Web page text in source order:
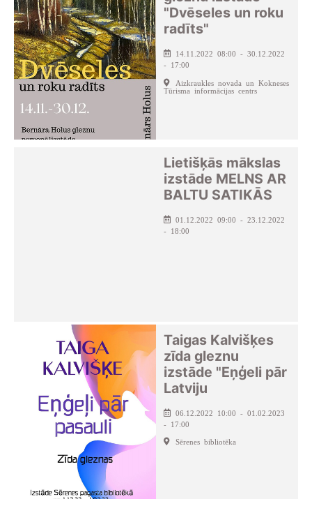
"Dvēseles un roku
radīts"
14.11.2022 08:00 - 30.12.2022
- 17:00
Aizkraukles novada un Kokneses
Tūrisma informācijas centrs
Lietišķās mākslas
izstāde MELNS AR
BALTU SATIKĀS
01.12.2022 09:00 - 23.12.2022
- 18:00
Taigas Kalvišķes
zīda gleznu
izstāde "Eņģeli pār
Latviju
06.12.2022 10:00 - 01.02.2023
- 17:00
Sērenes bibliotēka